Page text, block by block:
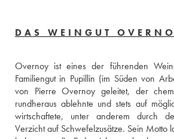
DAS WEINGUT
Overnoy ist eines der führenden
Familiengut in Pupillin (im Süden von
von Pierre Overnoy geleitet, der
rundheraus ablehnte und stets auf
wirtschaftete, unter anderem durch
Verzicht auf Schwefelzusätze. Sein Motto